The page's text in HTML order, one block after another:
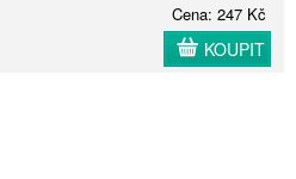
Cena: 247 Kč
KOUPIT